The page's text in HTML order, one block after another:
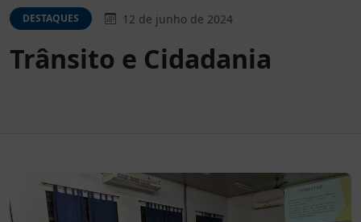
DESTAQUES 12 de junho de 2024
Trânsito e Cidadania